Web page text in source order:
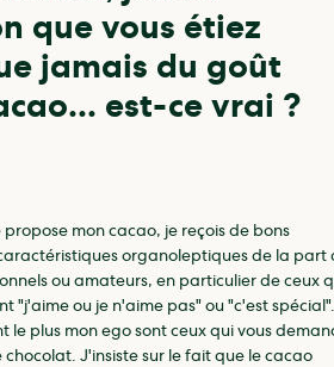
que vous étiez
jamais du goût
est-ce vrai ?
mon cacao, je reçois de bons
organoleptiques de la part
ou amateurs, en particulier de ceux
"j'aime ou je n'aime pas" ou "c'est spécial".
le plus mon ego sont ceux qui vous
J'insiste sur le fait que le cacao